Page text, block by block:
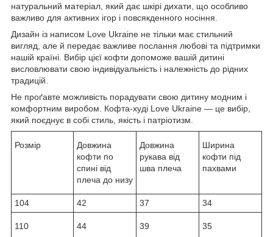
натуральний матеріал, який дає шкірі дихати, що особливо
важливо для активних ігор і повсякденного носіння.
Дизайн із написом Love Ukraine не тільки має стильний
вигляд, але й передає важливе послання любові та підтримки
нашій країні. Вибір цієї кофти допоможе вашій дитині
висловлювати свою індивідуальність і належність до рідних
традицій.
Не проґавте можливість порадувати свою дитину модним і
комфортним виробом. Кофта-худі Love Ukraine — це вибір,
який поєднує в собі стиль, якість і патріотизм.
Розмір
Довжина
кофти по
спині від
плеча до низу
Довжина
рукава від
шва плеча
Ширина
кофти під
пахвами
104 42 37 34
110 44 39 35